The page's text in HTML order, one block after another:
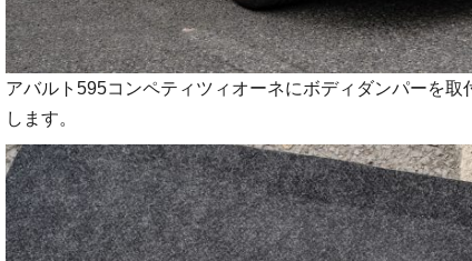
アバルト595コンペティツィオーネにボディダンパーを
します。